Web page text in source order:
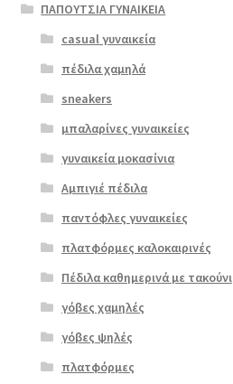
Επιλο
ΠΑΠΟΥΤΣΙΑ ΓΥΝΑΙΚΕΙΑ
casual γυναικεία
πέδιλα χαμηλά
sneakers
μπαλαρίνες γυναικείες
γυναικεία μοκασίνια
Αμπιγιέ πέδιλα
παντόφλες γυναικείες
πλατφόρμες καλοκαιρινές
Πέδιλα καθημερινά με τακούνι
γόβες χαμηλές
γόβες ψηλές
πλατφόρμες